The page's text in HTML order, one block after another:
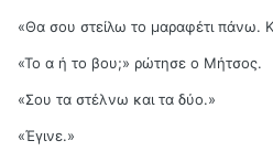
«Θα σου στείλω το μαραφέτι πάνω.
«Το α ή το βου;» ρώτησε ο Μήτσος.
«Σου τα στέλνω και τα δύο.»
«Έγινε.»